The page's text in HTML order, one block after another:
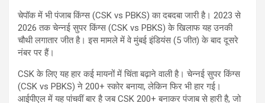
चेपॉक में भी पंजाब किंग्स (CSK vs PBKS) का दबदबा जारी है। 2023 से
2026 तक चेन्नई सुपर किंग्स (CSK vs PBKS) के खिलाफ यह उनकी
चौथी लगातार जीत है। इस मामले में वे मुंबई इंडियंस (5 जीत) के बाद दूसरे
नंबर पर हैं।
CSK के लिए यह हार कई मायनों में चिंता बढ़ाने वाली है। चेन्नई सुपर किंग्स
(CSK vs PBKS) ने 200+ स्कोर बनाया, लेकिन फिर भी हार गई।
आईपीएल में यह पांचवीं बार है जब CSK 200+ बनाकर पंजाब से हारी है, जो